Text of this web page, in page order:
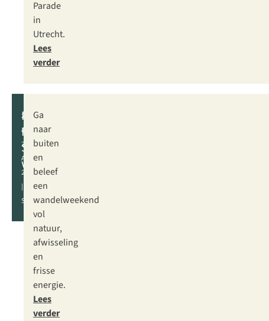
Parade
in
Utrecht.
Lees
verder
22
&
23
AUGUSTUS
2026
|
SOEST
Pink
Ribbon
Soester
wandelweekend
Ga
naar
buiten
en
beleef
een
wandelweekend
vol
natuur,
afwisseling
en
frisse
energie.
Lees
verder